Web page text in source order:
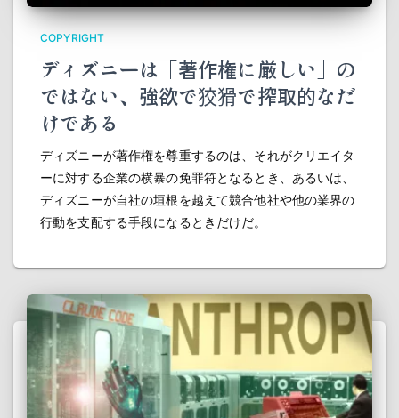
COPYRIGHT
ディズニーは「著作権に厳しい」の
ではない、強欲で狡猾で搾取的なだ
けである
ディズニーが著作権を尊重するのは、それがクリエイタ
ーに対する企業の横暴の免罪符となるとき、あるいは、
ディズニーが自社の垣根を越えて競合他社や他の業界の
行動を支配する手段になるときだけだ。